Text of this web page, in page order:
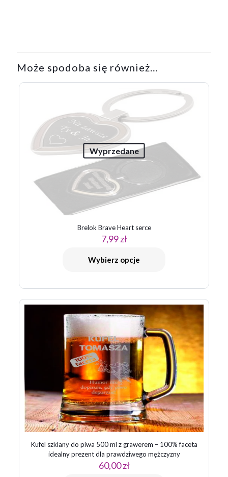
Może spodoba się również…
Wyprzedane
Brelok Brave Heart serce
7,99zł
Wybierz opcje
Kufel szklany do piwa 500 ml z grawerem – 100% faceta
idealny prezent dla prawdziwego mężczyzny
60,00zł